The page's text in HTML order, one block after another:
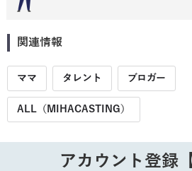
関連情報
ママ タレント ブロガー
ALL（MIHACASTING）
アカウント登録